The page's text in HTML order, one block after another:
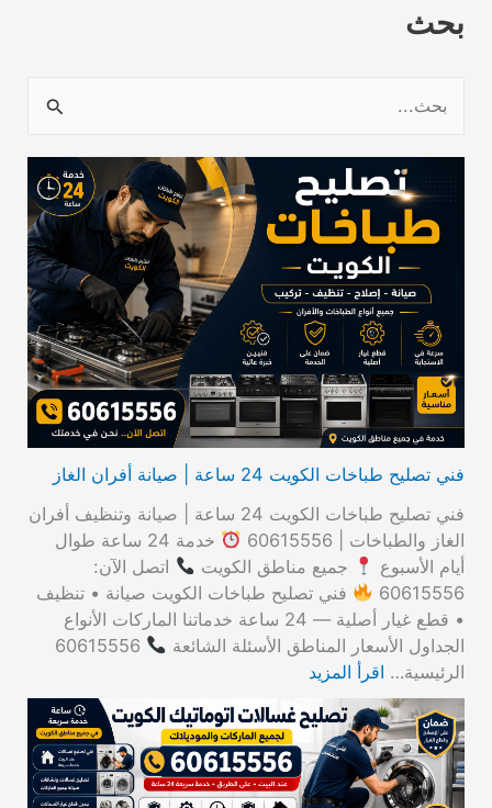
بحث
فني تصليح طباخات الكويت 24 ساعة | صيانة أفران الغاز
فني تصليح طباخات الكويت 24 ساعة | صيانة وتنظيف أفران
الغاز والطباخات | 60615556
خدمة 24 ساعة طوال
أيام الأسبوع
جميع مناطق الكويت
اتصل الآن:
60615556
فني تصليح طباخات الكويت صيانة • تنظيف
• قطع غيار أصلية — 24 ساعة خدماتنا الماركات الأنواع
الجداول الأسعار المناطق الأسئلة الشائعة
60615556
الرئيسية… اقرأ المزيد